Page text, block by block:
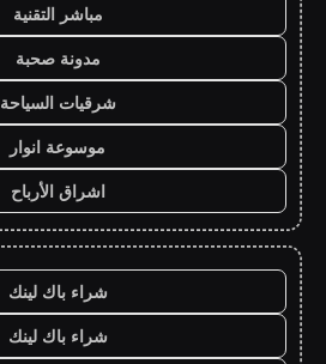
مباشر التقنية
مدونة صحبة
شرقيات السياحة
موسوعة انوار
اشراق الأرباح
شراء باك لينك
شراء باك لينك